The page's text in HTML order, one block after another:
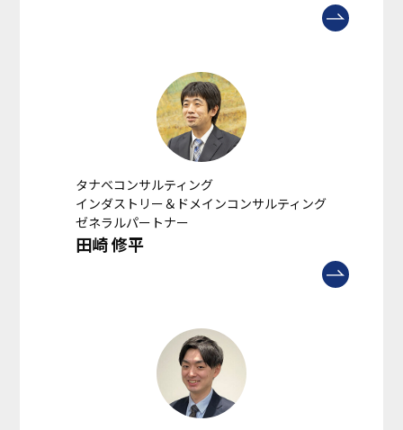
タナベコンサルティング
インダストリー＆ドメインコンサルティング
ゼネラルパートナー
田崎 修平